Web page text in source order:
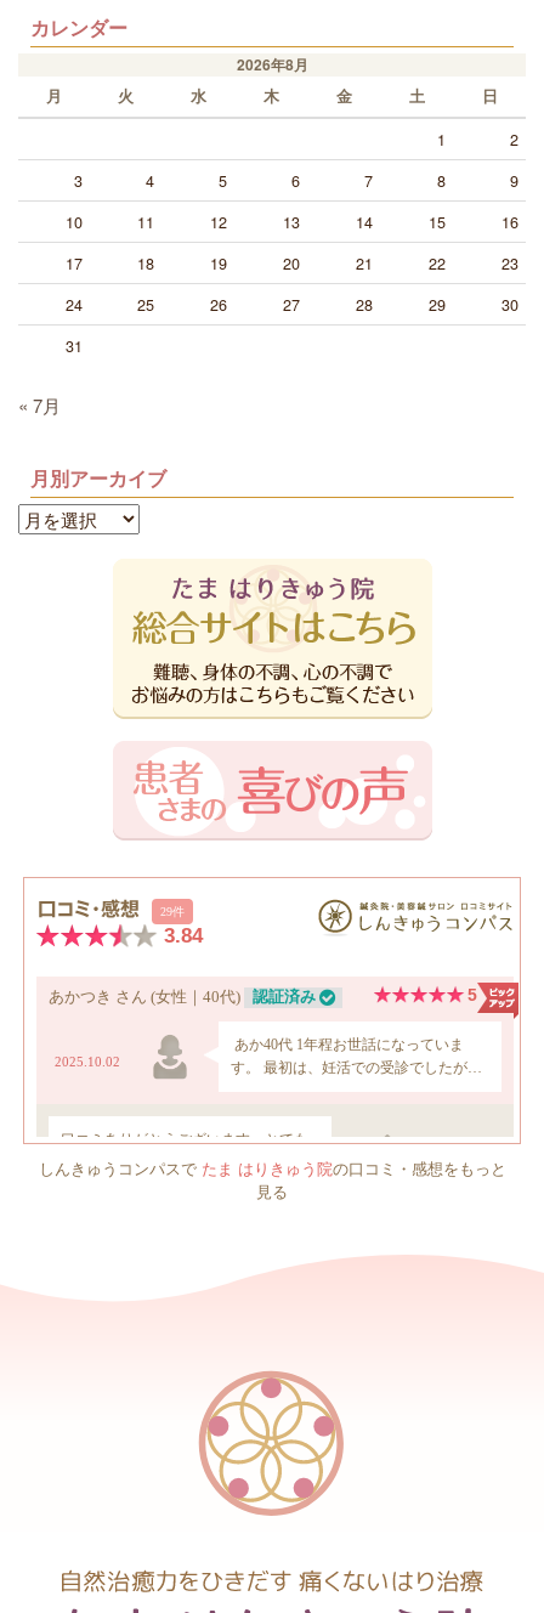
カレンダー
2026年8月
月
火 水 木 金 土 日
1
2
3
4 5 6 7 8
9
10
11 12 13 14 15
16
17
18 19 20 21 22
23
24
25 26 27 28 29
30
31
« 7月
月別アーカイブ
月
別
しんきゅうコンパスで たま はりきゅう院の口コミ・感想をもっと
見る